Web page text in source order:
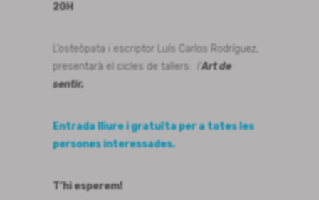
20H
L’osteòpata i escriptor Luís Carlos Rodríguez,
presentarà el cicles de tallers:
l’Art de
sentir.
Entrada lliure i gratuïta per a totes les
persones interessades.
T’hi esperem!